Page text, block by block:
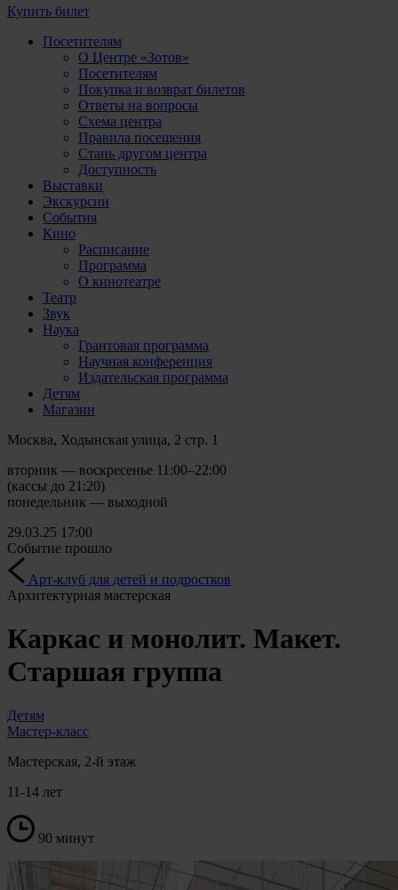
Купить билет
Посетителям
О Центре «Зотов»
Посетителям
Покупка и возврат билетов
Ответы на вопросы
Схема центра
Правила посещения
Стань другом центра
Доступность
Выставки
Экскурсии
События
Кино
Расписание
Программа
О кинотеатре
Театр
Звук
Наука
Грантовая программа
Научная конференция
Издательская программа
Детям
Магазин
Москва, Ходынская улица, 2 стр. 1
вторник — воскресенье 11:00–22:00
(кассы до 21:20)
понедельник — выходной
29.03.25 17:00
Событие прошло
Арт-клуб для детей и подростков
Архитектурная мастерская
Каркас и монолит. Макет.
Старшая группа
Детям
Мастер-класс
Мастерская, 2-й этаж
11-14 лет
90 минут